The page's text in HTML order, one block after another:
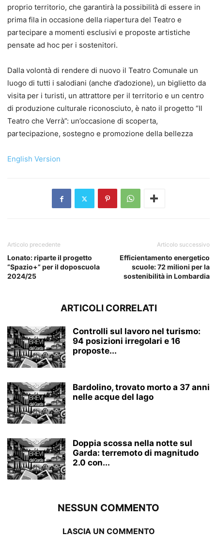
proprio territorio, che garantirà la possibilità di essere in
prima fila in occasione della riapertura del Teatro e
partecipare a momenti esclusivi e proposte artistiche
pensate ad hoc per i sostenitori.
Dalla volontà di rendere di nuovo il Teatro Comunale un
luogo di tutti i salodiani (anche d’adozione), un biglietto da
visita per i turisti, un attrattore per il territorio e un centro
di produzione culturale riconosciuto, è nato il progetto “Il
Teatro che Verrà”: un’occasione di scoperta,
partecipazione, sostegno e promozione della bellezza
English Version
Articolo precedente
Lonato: riparte il progetto
“Spazio+” per il doposcuola
2024/25
Articolo successivo
Efficientamento energetico
scuole: 72 milioni per la
sostenibilità in Lombardia
ARTICOLI CORRELATI
Controlli sul lavoro nel turismo:
94 posizioni irregolari e 16
proposte...
Bardolino, trovato morto a 37 anni
nelle acque del lago
Doppia scossa nella notte sul
Garda: terremoto di magnitudo
2.0 con...
NESSUN COMMENTO
LASCIA UN COMMENTO